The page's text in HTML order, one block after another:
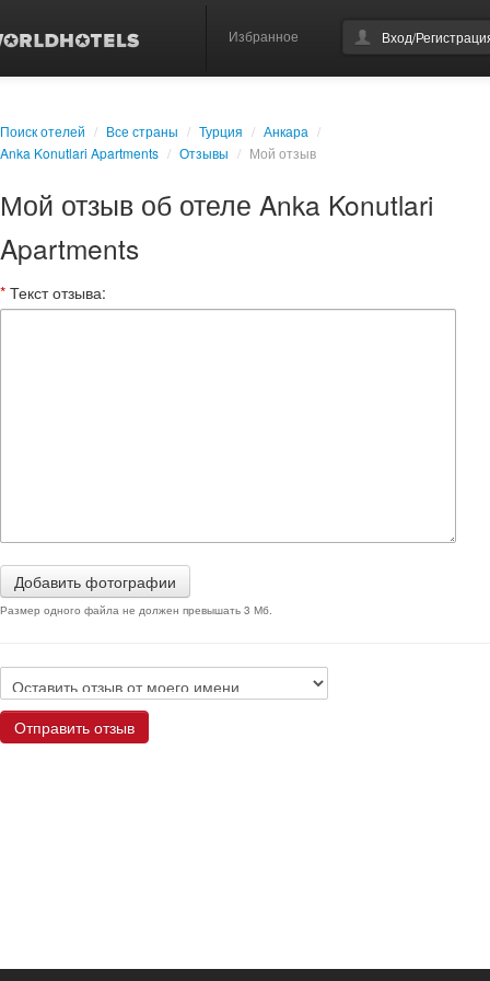
Избранное Вход/
Поиск отелей / Все страны / Турция / Анкара /
Anka Konutlari Apartments / Отзывы / Мой отзыв
Мой отзыв об отеле Anka Konutlari
Apartments
* Текст отзыва:
Добавить фотографии
Размер одного файла не должен превышать 3 Мб.
Отправить отзыв